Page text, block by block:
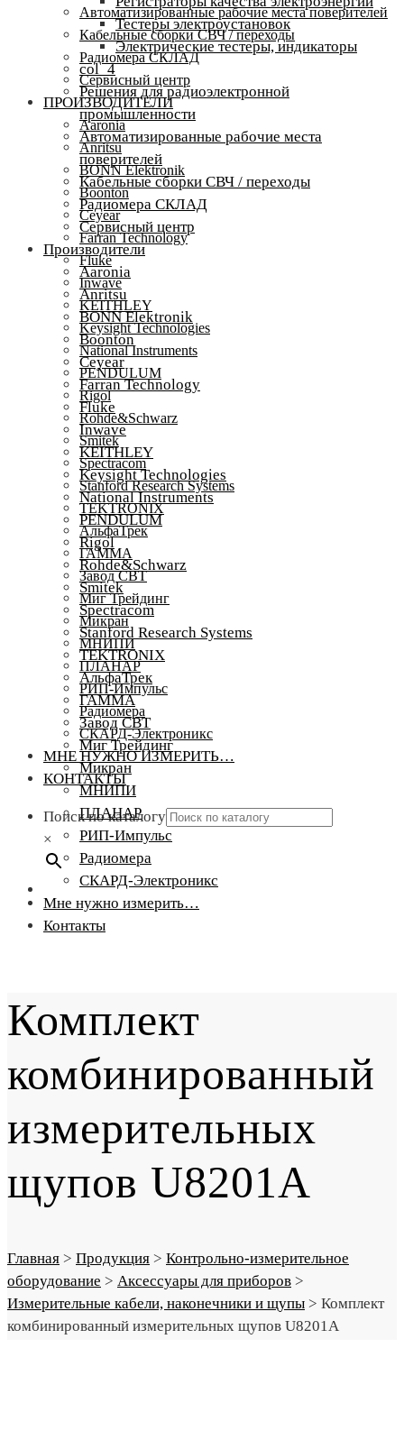
Автоматизированные рабочие места поверителей
Кабельные сборки СВЧ / переходы
Радиомера СКЛАД
Сервисный центр
ПРОИЗВОДИТЕЛИ
Aaronia
Anritsu
BONN Elektronik
Boonton
Ceyear
Farran Technology
Fluke
Inwave
KEITHLEY
Keysight Technologies
National Instruments
PENDULUM
Rigol
Rohde&Schwarz
Smitek
Spectracom
Stanford Research Systems
TEKTRONIX
АльфаТрек
ГАММА
Завод СВТ
Миг Трейдинг
Микран
МНИПИ
ПЛАНАР
РИП-Импульс
Радиомера
СКАРД-Электроникс
МНЕ НУЖНО ИЗМЕРИТЬ…
КОНТАКТЫ
Поиск по каталогу
×
Тестеры электроустановок
Электрические тестеры, индикаторы
col_4
Решения для радиоэлектронной
промышленности
Автоматизированные рабочие места
поверителей
Кабельные сборки СВЧ / переходы
Радиомера СКЛАД
Сервисный центр
Производители
Aaronia
Anritsu
BONN Elektronik
Boonton
Ceyear
Farran Technology
Fluke
Inwave
KEITHLEY
Keysight Technologies
National Instruments
PENDULUM
Rigol
Rohde&Schwarz
Smitek
Spectracom
Stanford Research Systems
TEKTRONIX
АльфаТрек
ГАММА
Завод СВТ
Миг Трейдинг
Микран
МНИПИ
ПЛАНАР
РИП-Импульс
Радиомера
СКАРД-Электроникс
Мне нужно измерить…
Контакты
Комплект
комбинированный
измерительных
щупов U8201A
Главная > Продукция > Контрольно-измерительное
оборудование > Аксессуары для приборов >
Измерительные кабели, наконечники и щупы > Комплект
комбинированный измерительных щупов U8201A